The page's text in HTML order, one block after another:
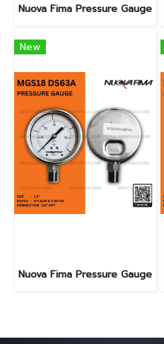
Nuova Fima Pressure Gauge
New
Nuova Fima Pressure Gauge